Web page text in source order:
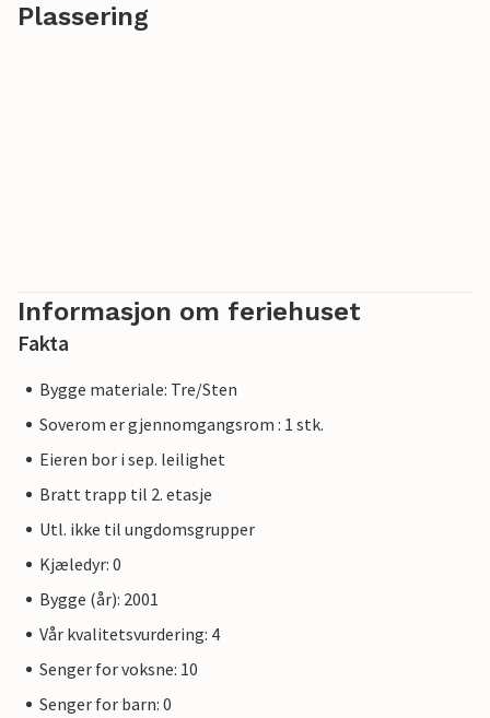
Plassering
Informasjon om feriehuset
Fakta
Bygge materiale: Tre/Sten
Soverom er gjennomgangsrom : 1 stk.
Eieren bor i sep. leilighet
Bratt trapp til 2. etasje
Utl. ikke til ungdomsgrupper
Kjæledyr: 0
Bygge (år): 2001
Vår kvalitetsvurdering: 4
Senger for voksne: 10
Senger for barn: 0